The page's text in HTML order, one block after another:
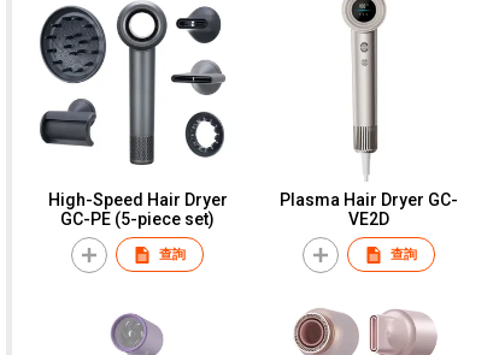
High-Speed Hair Dryer
GC-PE (5-piece set)
查詢
Plasma Hair Dryer GC-
VE2D
查詢